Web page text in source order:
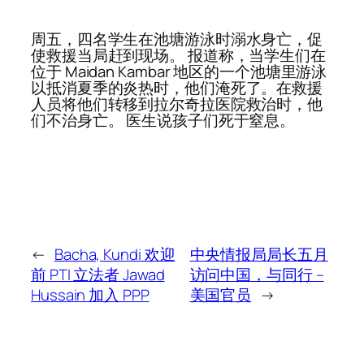
周五，四名学生在池塘游泳时溺水身亡，促
使救援当局赶到现场。 报道称，当学生们在
位于 Maidan Kambar 地区的一个池塘里游泳
以抵消夏季的炎热时，他们淹死了。在救援
人员将他们转移到拉尔奇拉医院救治时，他
们不治身亡。 医生说孩子们死于窒息。
← Bacha, Kundi 欢迎
前 PTI 立法者 Jawad
Hussain 加入 PPP
中央情报局局长五月
访问中国，与同行 –
美国官员 →